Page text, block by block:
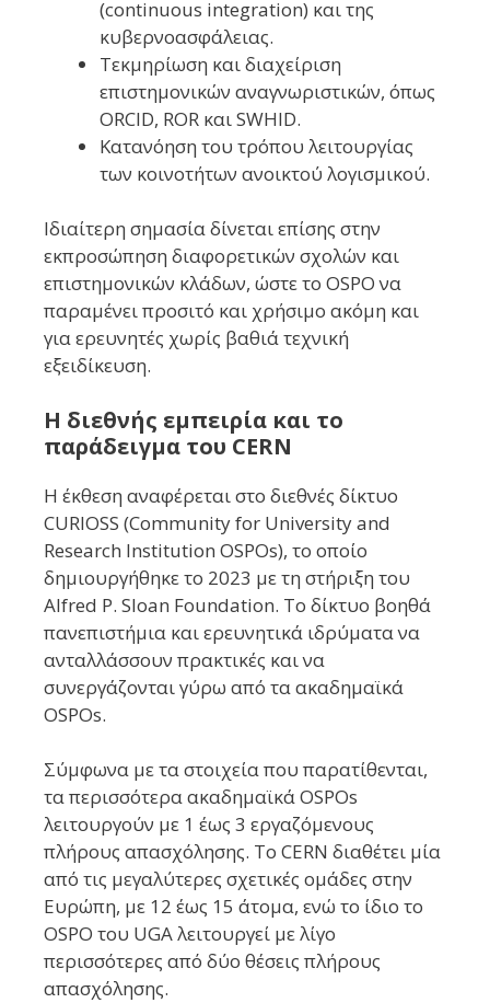
(continuous integration) και της
κυβερνοασφάλειας.
Τεκμηρίωση και διαχείριση
επιστημονικών αναγνωριστικών, όπως
ORCID, ROR και SWHID.
Κατανόηση του τρόπου λειτουργίας
των κοινοτήτων ανοικτού λογισμικού.
Ιδιαίτερη σημασία δίνεται επίσης στην
εκπροσώπηση διαφορετικών σχολών και
επιστημονικών κλάδων, ώστε το OSPO να
παραμένει προσιτό και χρήσιμο ακόμη και
για ερευνητές χωρίς βαθιά τεχνική
εξειδίκευση.
Η διεθνής εμπειρία και το
παράδειγμα του CERN
Η έκθεση αναφέρεται στο διεθνές δίκτυο
CURIOSS (Community for University and
Research Institution OSPOs), το οποίο
δημιουργήθηκε το 2023 με τη στήριξη του
Alfred P. Sloan Foundation. Το δίκτυο βοηθά
πανεπιστήμια και ερευνητικά ιδρύματα να
ανταλλάσσουν πρακτικές και να
συνεργάζονται γύρω από τα ακαδημαϊκά
OSPOs.
Σύμφωνα με τα στοιχεία που παρατίθενται,
τα περισσότερα ακαδημαϊκά OSPOs
λειτουργούν με 1 έως 3 εργαζόμενους
πλήρους απασχόλησης. Το CERN διαθέτει μία
από τις μεγαλύτερες σχετικές ομάδες στην
Ευρώπη, με 12 έως 15 άτομα, ενώ το ίδιο το
OSPO του UGA λειτουργεί με λίγο
περισσότερες από δύο θέσεις πλήρους
απασχόλησης.